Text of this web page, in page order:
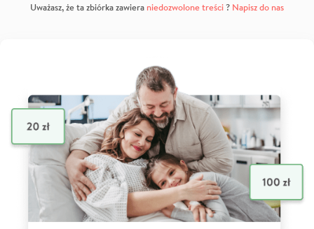
Uważasz, że ta zbiórka zawiera niedozwolone treści? Napisz do nas